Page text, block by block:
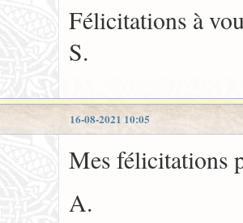
Félicitations à
S.
16-08-2021 10:05
Mes félicitations
A.